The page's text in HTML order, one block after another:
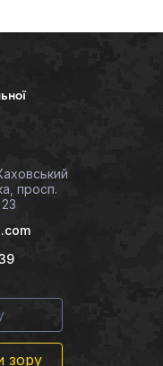
просп.
зору